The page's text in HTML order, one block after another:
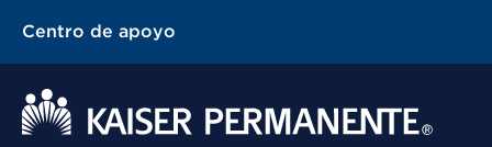
Centro de apoyo